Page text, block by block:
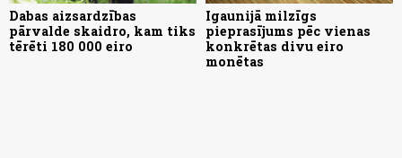
Dabas aizsardzības
pārvalde skaidro, kam tiks
tērēti 180 000 eiro
Igaunijā milzīgs
pieprasījums pēc vienas
konkrētas divu eiro
monētas